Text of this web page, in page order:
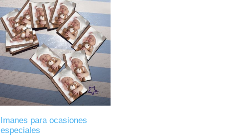
Imanes para ocasiones
especiales